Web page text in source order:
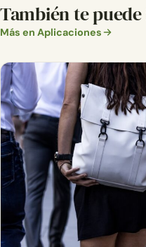
También te
Más en Aplicaciones